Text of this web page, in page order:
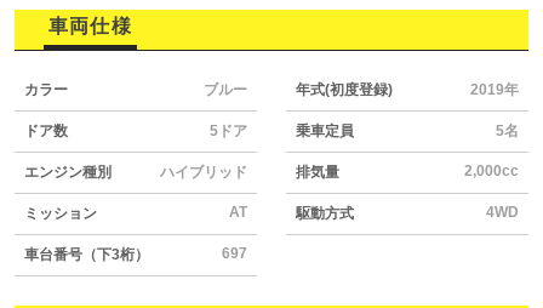
車両仕様
カラー ブルー 年式(初度登録) 2019年
ドア数 5ドア 乗車定員 5名
エンジン種別 ハイブリッド 排気量 2,000cc
ミッション AT 駆動方式 4WD
車台番号（下3桁） 697